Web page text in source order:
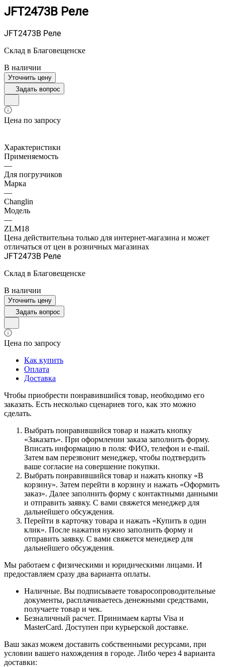
JFT2473B Реле
JFT2473B Реле
Склад в Благовещенске
В наличии
Уточнить цену
Задать вопрос
Цена по запросу
Характеристики
Применяемость
—
Для погрузчиков
Марка
—
Changlin
Модель
—
ZLM18
Цена действительна только для интернет-магазина и может
отличаться от цен в розничных магазинах
JFT2473B Реле
Склад в Благовещенске
В наличии
Уточнить цену
Задать вопрос
Цена по запросу
Как купить
Оплата
Доставка
Чтобы приобрести понравившийся товар, необходимо его
заказать. Есть несколько сценариев того, как это можно
сделать.
Выбрать понравившийся товар и нажать кнопку
«Заказать». При оформлении заказа заполнить форму.
Вписать информацию в поля: ФИО, телефон и e-mail.
Затем вам перезвонит менеджер, чтобы подтвердить
ваше согласие на совершение покупки.
Выбрать понравившийся товар и нажать кнопку «В
корзину». Затем перейти в корзину и нажать «Оформить
заказ». Далее заполнить форму с контактными данными
и отправить заявку. С вами свяжется менеджер для
дальнейшего обсуждения.
Перейти в карточку товара и нажать «Купить в один
клик». После нажатия нужно заполнить форму и
отправить заявку. С вами свяжется менеджер для
дальнейшего обсуждения.
Мы работаем с физическими и юридическими лицами. И
предоставляем сразу два варианта оплаты.
Наличные. Вы подписываете товаросопроводительные
документы, расплачиваетесь денежными средствами,
получаете товар и чек.
Безналичный расчет. Принимаем карты Visa и
MasterCard. Доступен при курьерской доставке.
Ваш заказ можем доставить собственными ресурсами, при
условии вашего нахождения в городе. Либо через 4 варианта
доставки: